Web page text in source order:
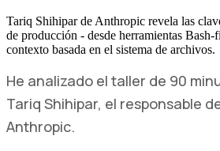
Tariq Shihipar de Anthropic revela las
de producción - desde herramientas Bash-
contexto basada en el sistema de archivos.
He analizado el taller de 90
Tariq Shihipar, el responsable
Anthropic.